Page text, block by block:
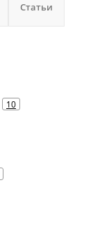
Статьи
10